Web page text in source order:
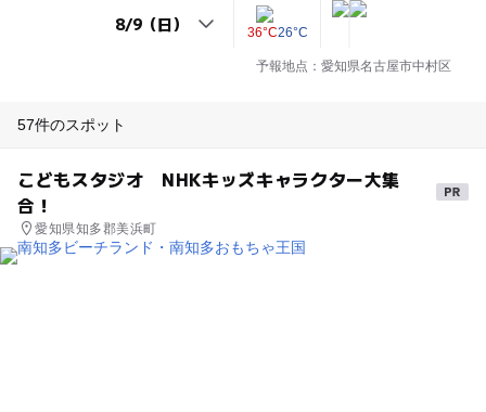
36°C26°C
予報地点：愛知県名古屋市中村区
57件のスポット
こどもスタジオ NHKキッズキャラクター大集
合！
愛知県知多郡美浜町